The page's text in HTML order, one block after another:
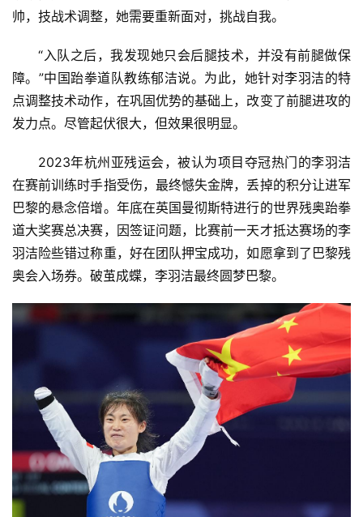
帅，技战术调整，她需要重新面对，挑战自我。
“入队之后，我发现她只会后腿技术，并没有前腿做保
障。”中国跆拳道队教练郁洁说。为此，她针对李羽洁的特
点调整技术动作，在巩固优势的基础上，改变了前腿进攻的
发力点。尽管起伏很大，但效果很明显。
2023年杭州亚残运会，被认为项目夺冠热门的李羽洁
在赛前训练时手指受伤，最终憾失金牌，丢掉的积分让进军
巴黎的悬念倍增。年底在英国曼彻斯特进行的世界残奥跆拳
道大奖赛总决赛，因签证问题，比赛前一天才抵达赛场的李
羽洁险些错过称重，好在团队押宝成功，如愿拿到了巴黎残
奥会入场券。破茧成蝶，李羽洁最终圆梦巴黎。